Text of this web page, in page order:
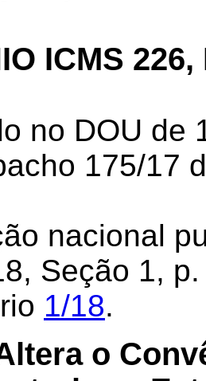
ICMS
no DOU de
175/17
nacional
Seção 1,
1/18.
o